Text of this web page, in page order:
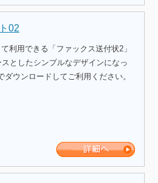
02
利用できる「ファックス送付状2」
としたシンプルなデザインになっ
ウンロードしてご利用ください。